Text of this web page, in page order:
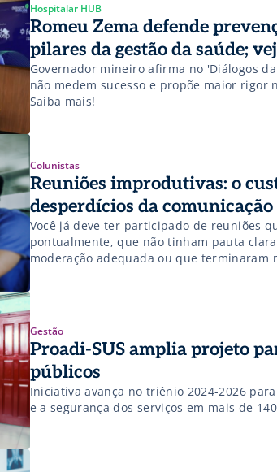
Hospitalar HUB
Romeu Zema defende
pilares da gestão da saúde;
Governador mineiro afirma no 'Diálogos
não medem sucesso e propõe maior rigor
Saiba mais!
Colunistas
Reuniões improdutivas: o
desperdícios da
Você já deve ter participado de reuniões
pontualmente, que não tinham pauta
moderação adequada ou que terminaram
tinha um horário de término definido).
comunicação ineficiente e que gera
[…]
Gestão
Proadi-SUS amplia projeto
públicos
Iniciativa avança no triênio 2024-2026
e a segurança dos serviços em mais de